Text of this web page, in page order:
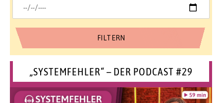
„SYSTEMFEHLER“ – DER PODCAST #29